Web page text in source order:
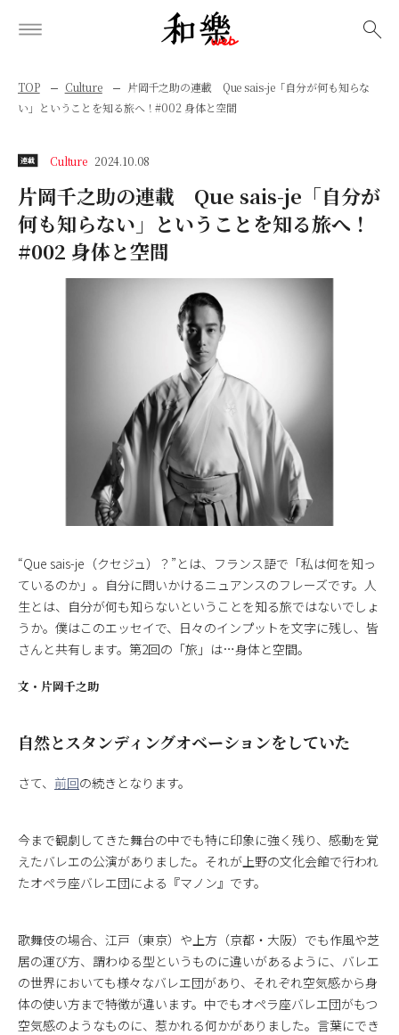
TOP Culture
片岡千之助の連載 Que sais-je「自分が何も知らな
い」ということを知る旅へ！#002 身体と空間
連載 Culture 2024.10.08
片岡千之助の連載 Que sais-je「自分が
何も知らない」ということを知る旅へ！
#002 身体と空間
“Que sais-je（クセジュ）？”とは、フランス語で「私は何を知っ
ているのか」。自分に問いかけるニュアンスのフレーズです。人
生とは、自分が何も知らないということを知る旅ではないでしょ
うか。僕はこのエッセイで、日々のインプットを文字に残し、皆
さんと共有します。第2回の「旅」は…身体と空間。
文・ 片岡千之助
自然とスタンディングオベーションをしていた
さて、 前回の続きとなります。
今まで観劇してきた舞台の中でも特に印象に強く残り、感動を覚
えたバレエの公演がありました。それが上野の文化会館で行われ
たオペラ座バレエ団による『マノン』です。
歌舞伎の場合、江戸（東京）や上方（京都・大阪）でも作風や芝
居の運び方、謂わゆる型というものに違いがあるように、バレエ
の世界においても様々なバレエ団があり、それぞれ空気感から身
体の使い方まで特徴が違います。中でもオペラ座バレエ団がもつ
空気感のようなものに、惹かれる何かがありました。言葉にでき